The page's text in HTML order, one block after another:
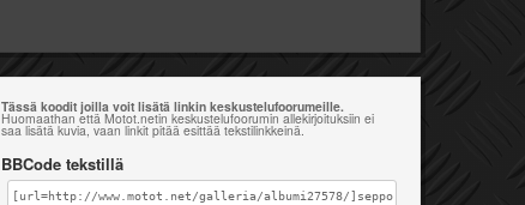
Tässä koodit joilla voit lisätä linkin keskustelufoorumeille.
Huomaathan että Motot.netin keskustelufoorumin allekirjoituksiin ei
saa lisätä kuvia, vaan linkit pitää esittää tekstilinkkeinä.
BBCode tekstillä
[url=http://www.motot.net/galleria/albumi27578/]seppo[/url]